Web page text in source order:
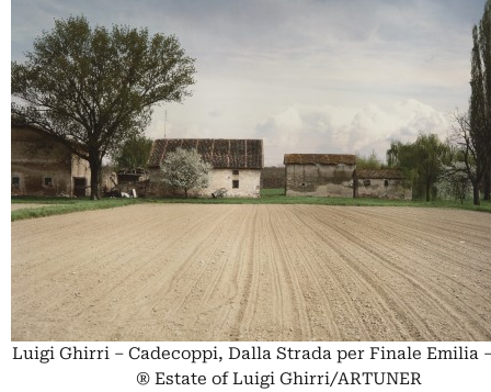
Luigi Ghirri – Cadecoppi, Dalla Strada per Finale Emilia –
® Estate of Luigi Ghirri/ARTUNER